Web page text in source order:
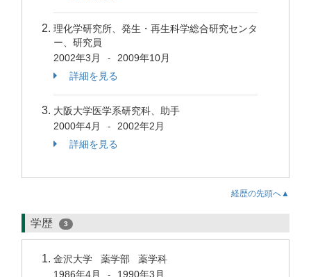
理化学研究所、発生・再生科学総合研究センタ
ー、研究員
2002年3月
-
2009年10月
詳細を見る
大阪大学医学系研究科、助手
2000年4月
-
2002年2月
詳細を見る
経歴の先頭へ▲
学歴 3
金沢大学 薬学部 薬学科
1986年4月
-
1990年3月